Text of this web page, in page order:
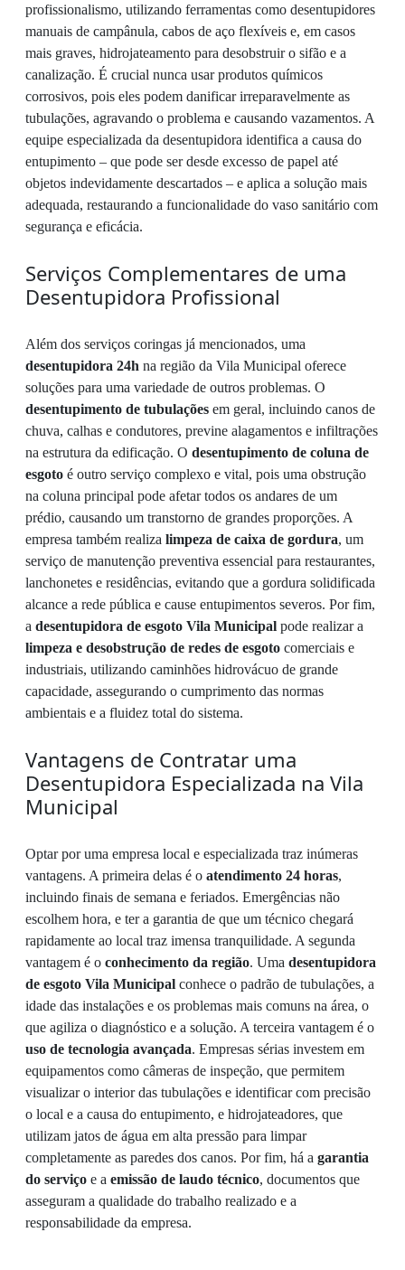
profissionalismo, utilizando ferramentas como desentupidores
manuais de campânula, cabos de aço flexíveis e, em casos
mais graves, hidrojateamento para desobstruir o sifão e a
canalização. É crucial nunca usar produtos químicos
corrosivos, pois eles podem danificar irreparavelmente as
tubulações, agravando o problema e causando vazamentos. A
equipe especializada da desentupidora identifica a causa do
entupimento – que pode ser desde excesso de papel até
objetos indevidamente descartados – e aplica a solução mais
adequada, restaurando a funcionalidade do vaso sanitário com
segurança e eficácia.
Serviços Complementares de uma
Desentupidora Profissional
Além dos serviços coringas já mencionados, uma
desentupidora 24h na região da Vila Municipal oferece
soluções para uma variedade de outros problemas. O
desentupimento de tubulações em geral, incluindo canos de
chuva, calhas e condutores, previne alagamentos e infiltrações
na estrutura da edificação. O desentupimento de coluna de
esgoto é outro serviço complexo e vital, pois uma obstrução
na coluna principal pode afetar todos os andares de um
prédio, causando um transtorno de grandes proporções. A
empresa também realiza limpeza de caixa de gordura, um
serviço de manutenção preventiva essencial para restaurantes,
lanchonetes e residências, evitando que a gordura solidificada
alcance a rede pública e cause entupimentos severos. Por fim,
a desentupidora de esgoto Vila Municipal pode realizar a
limpeza e desobstrução de redes de esgoto comerciais e
industriais, utilizando caminhões hidrovácuo de grande
capacidade, assegurando o cumprimento das normas
ambientais e a fluidez total do sistema.
Vantagens de Contratar uma
Desentupidora Especializada na Vila
Municipal
Optar por uma empresa local e especializada traz inúmeras
vantagens. A primeira delas é o atendimento 24 horas,
incluindo finais de semana e feriados. Emergências não
escolhem hora, e ter a garantia de que um técnico chegará
rapidamente ao local traz imensa tranquilidade. A segunda
vantagem é o conhecimento da região. Uma desentupidora
de esgoto Vila Municipal conhece o padrão de tubulações, a
idade das instalações e os problemas mais comuns na área, o
que agiliza o diagnóstico e a solução. A terceira vantagem é o
uso de tecnologia avançada. Empresas sérias investem em
equipamentos como câmeras de inspeção, que permitem
visualizar o interior das tubulações e identificar com precisão
o local e a causa do entupimento, e hidrojateadores, que
utilizam jatos de água em alta pressão para limpar
completamente as paredes dos canos. Por fim, há a garantia
do serviço e a emissão de laudo técnico, documentos que
asseguram a qualidade do trabalho realizado e a
responsabilidade da empresa.